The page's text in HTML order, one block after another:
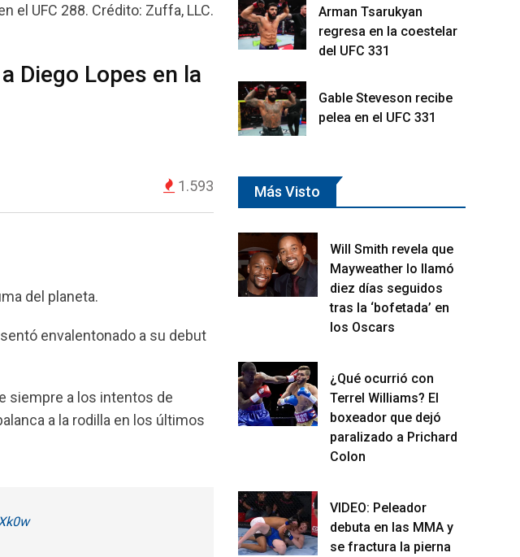
el UFC 288. Crédito: Zuffa, LLC.
Diego Lopes en la
1.593
del planeta.
envalentonado a su debut
siempre a los intentos de
a la rodilla en los últimos
Arman Tsarukyan
regresa en la coestelar
del UFC 331
Gable Steveson recibe
pelea en el UFC 331
Más Visto
Will Smith revela que
Mayweather lo llamó
diez días seguidos
tras la ‘bofetada’ en
los Oscars
¿Qué ocurrió con
Terrel Williams? El
boxeador que dejó
paralizado a Prichard
Colon
VIDEO: Peleador
debuta en las MMA y
se fractura la pierna